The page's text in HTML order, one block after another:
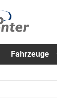
Fahrzeuge